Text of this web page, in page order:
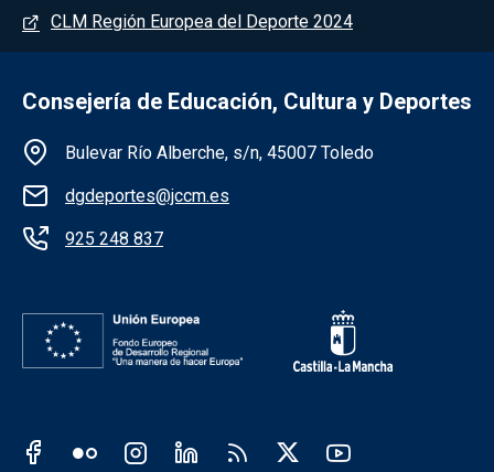
CLM Región Europea del Deporte 2024
Consejería de Educación, Cultura y Deportes
Información de la institución
Bulevar Río Alberche, s/n, 45007 Toledo
dgdeportes@jccm.es
925 248 837
Redes sociales JCCM